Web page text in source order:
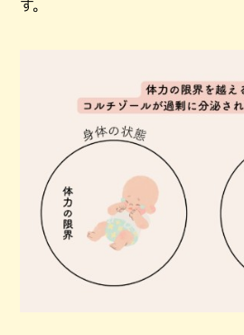
す。